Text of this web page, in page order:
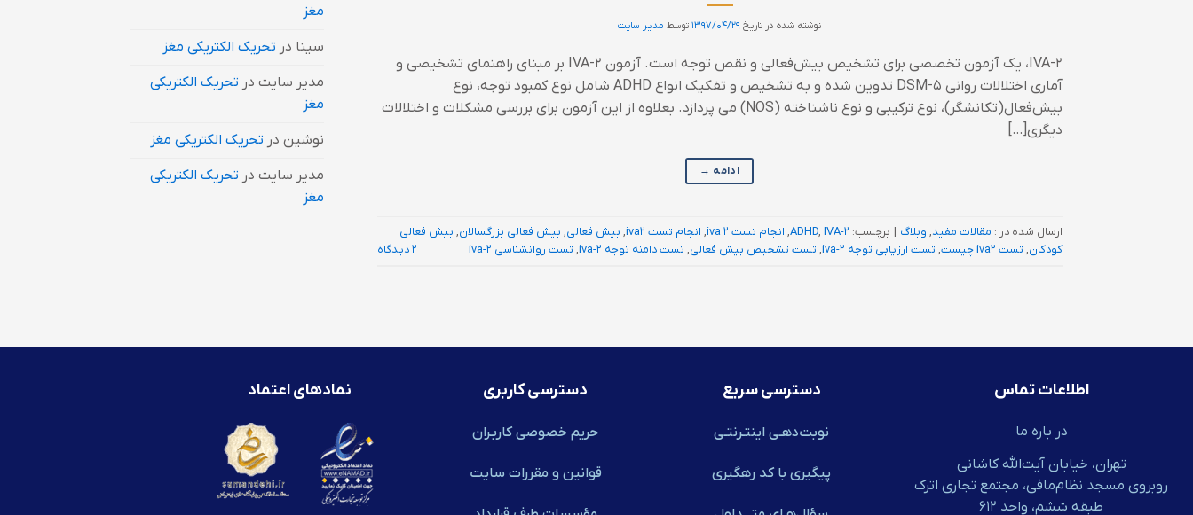
نوشته شده در تاریخ ۱۳۹۷/۰۴/۲۹ توسط مدیر سایت
IVA-2، یک آزمون تخصصی برای تشخیص بیش‌فعالی و نقص توجه است. آزمون IVA-2 بر مبنای راهنمای تشخیصی و
آماری اختلالات روانی DSM-5 تدوین شده و به تشخیص و تفکیک انواع ADHD شامل نوع کمبود توجه، نوع
بیش‌فعال(تکانشگر)، نوع ترکیبی و نوع ناشناخته (NOS) می پردازد. بعلاوه از این آزمون برای بررسی مشکلات و اختلالات
دیگری[…]
ادامه →
ارسال شده در : مقالات مفید, وبلاگ | برچسب: ADHD, IVA-2
, انجام تست iva 2 , انجام تست iva2 , بیش فعالی, بیش فعالی بزرگسالان, بیش فعالی
کودکان, تست iva2 چیست , تست ارزیابی توجه iva-2 , تست تشخیص بیش فعالی, تست دامنه توجه iva-2 , تست روانشناسی iva-2 2 دیدگاه
مغز
سینا در تحریک الکتریکی مغز
مدیر سایت در تحریک الکتریکی
مغز
نوشین در تحریک الکتریکی مغز
مدیر سایت در تحریک الکتریکی
مغز
اطلاعات تماس
در باره ما
تهران، خیابان آیت‌الله کاشانی
روبروی مسجد نظام‌مافی، مجتمع تجاری اترک
طبقه ششم، واحد ۶۱۲
دسترسی سریع
نوبت‌دهـی اینتـرنتـی
پیگیری با کد رهگیری
دسترسی کاربری
حریم خصوصی کاربـران
قوانین و مقررات سایت
نمادهای اعتماد